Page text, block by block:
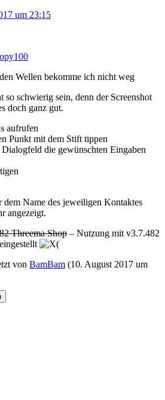
um 23:15
Wellen bekomme ich nicht weg
so schwierig sein, denn der Screenshot
doch ganz gut.
aufrufen
Punkt mit dem Stift tippen
die gewünschten Eingaben
Name des jeweiligen Kontaktes
angezeigt.
Threema Shop – Nutzung mit v3.7.482
von BamBam (10. August 2017 um